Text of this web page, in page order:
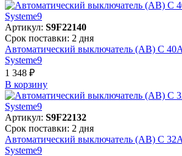
Артикул: S9F22140
Срок поставки: 2 дня
Автоматический выключатель (АВ) C
Systeme9
1 348 ₽
В корзинy
Артикул: S9F22132
Срок поставки: 2 дня
Автоматический выключатель (АВ) C
Systeme9